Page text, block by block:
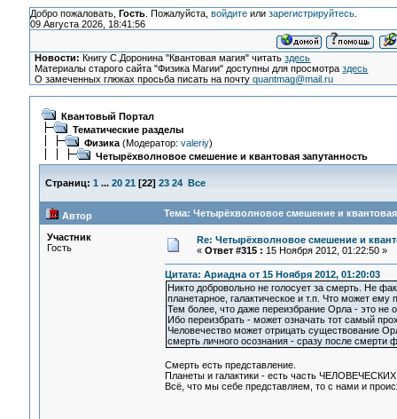
Добро пожаловать, Гость. Пожалуйста, войдитеили зарегистрируйтесь.
09 Августа 2026, 18:41:56
Новости: Книгу С.Доронина "Квантовая магия" читатьздесь
Материалы старого сайта "Физика Магии" доступны для просмотраздесь
О замеченных глюках просьба писать на почтуquantmag@mail.ru
Квантовый Портал
Тематические разделы
Физика(Модератор: valeriy)
Четырёхволновое смешение и квантовая запутанность
Страниц: 1 ... 20 21 [22] 23 24 Все
Автор Тема: Четырёхволновое смешение и
Участник
Гость
Re: Четырёхволновое смешение и
« Ответ #315 : 15 Ноября 2012, 01:22:50 »
Цитата: Ариадна от 15 Ноября 2012, 01:20:03
Никто добровольно не голосует за смерть. Не
планетарное, галактическое и т.п. Что может ему
Тем более, что даже переизбрание Орла - это не
Ибо переизбрать - может означать тот самый
Человечество может отрицать существование
смерть личного осознания - сразу после смерти
Смерть есть представление.
Планеты и галактики - есть часть ЧЕЛОВЕЧЕСКИХ
Всё, что мы себе представляем, то с нами и